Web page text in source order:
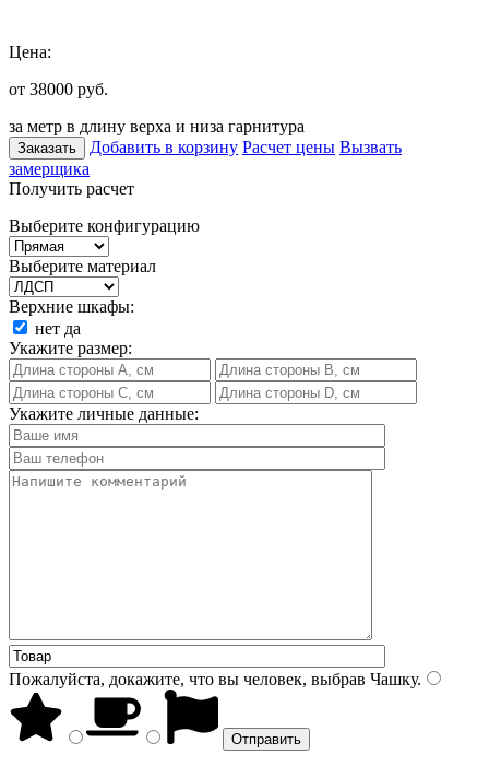
Цена:
от 38000 руб.
за метр в длину верха и низа гарнитура
Заказать Добавить в корзину Расчет цены Вызвать
замерщика
Получить расчет
Выберите конфигурацию
Выберите материал
Верхние шкафы:
нет да
Укажите размер:
Укажите личные данные:
Пожалуйста, докажите, что вы человек, выбрав Чашку.